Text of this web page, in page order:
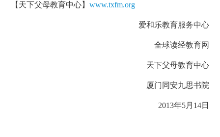
【天下父母教育中心】 www.txfm.org
爱和乐教育服务中心
全球读经教育网
天下父母教育中心
厦门同安九思书院
2013年5月14日